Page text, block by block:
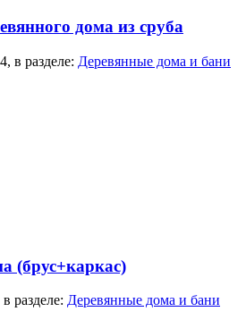
дома из сруба
, в разделе: Деревянные дома и бани
(брус+каркас)
в разделе: Деревянные дома и бани